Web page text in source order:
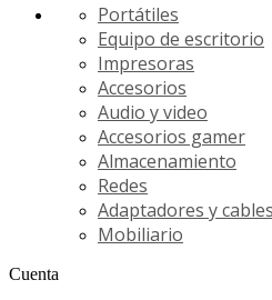
Portátiles
Equipo de escritorio
Impresoras
Accesorios
Audio y video
Accesorios gamer
Almacenamiento
Redes
Adaptadores y cables
Mobiliario
Cuenta